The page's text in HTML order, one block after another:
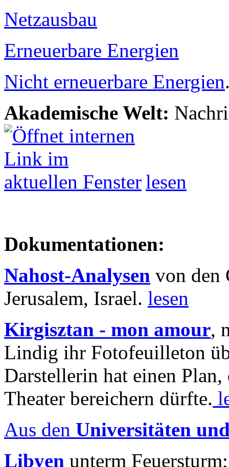
Netzausbau
Erneuerbare Energien
Nicht erneuerbare Energien
Akademische Welt:
lesen
Dokumentationen:
Nahost-Analysen von den
Jerusalem, Israel. lesen
Kirgisztan - mon amour,
Lindig ihr Fotofeuilleton
Darstellerin hat einen Plan,
Theater bereichern dürfte.
Aus den Universitäten
Libyen unterm